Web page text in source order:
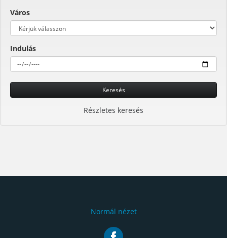
Város
Indulás
Keresés
Részletes keresés
Normál nézet